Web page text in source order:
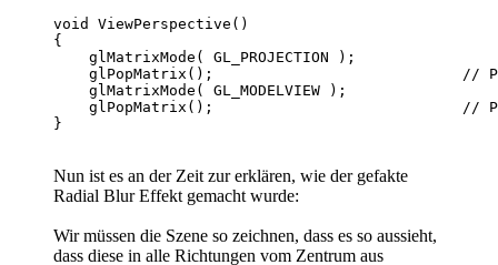
void ViewPerspective()                            //
{
glMatrixMode( GL_PROJECTION );
glPopMatrix();                            //
glMatrixMode( GL_MODELVIEW );
glPopMatrix();                            //
Nun ist es an der Zeit zur erklären, wie der gefakte
Radial Blur Effekt gemacht wurde:
Wir müssen die Szene so zeichnen, dass es so aussieht,
dass diese in alle Richtungen vom Zentrum aus